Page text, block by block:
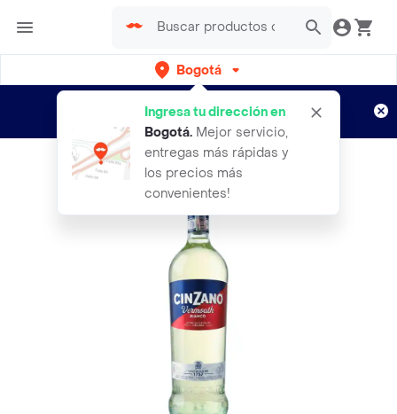
Bogotá
Ingresa tu dirección en
Bogotá. Mejor servicio,
entregas más rápidas y
los precios más
convenientes!
envíos gratis por semanas
Aplican TyC